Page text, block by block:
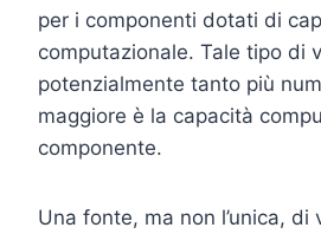
per i componenti dotati di
computazionale. Tale tipo di
potenzialmente tanto più
maggiore è la capacità
componente.
Una fonte, ma non l’unica, di